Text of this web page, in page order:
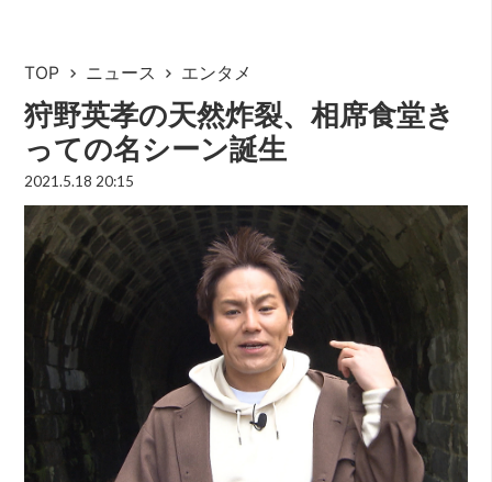
TOP ニュース エンタメ
狩野英孝の天然炸裂、相席食堂き
っての名シーン誕生
2021.5.18 20:15